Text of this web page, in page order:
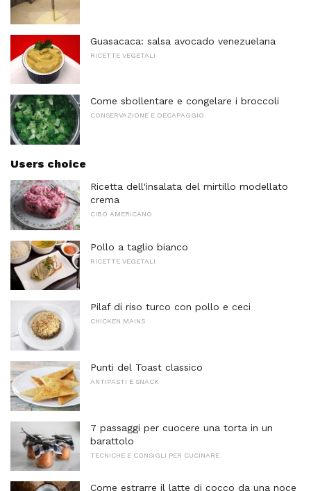
Guasacaca: salsa avocado venezuelana
RICETTE VEGETALI
Come sbollentare e congelare i broccoli
CONSERVAZIONE E DECAPAGGIO
Users choice
Ricetta dell'insalata del mirtillo modellato
crema
CIBO AMERICANO
Pollo a taglio bianco
RICETTE VEGETALI
Pilaf di riso turco con pollo e ceci
CHICKEN MAINS
Punti del Toast classico
ANTIPASTI E SNACK
7 passaggi per cuocere una torta in un
barattolo
TECNICHE E CONSIGLI PER CUCINARE
Come estrarre il latte di cocco da una noce